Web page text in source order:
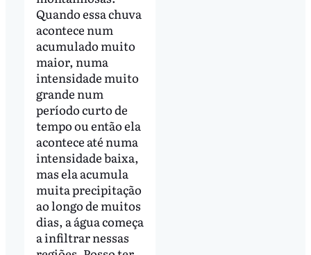
Quando essa chuva
acontece num
acumulado muito
maior, numa
intensidade muito
grande num
período curto de
tempo ou então ela
acontece até numa
intensidade baixa,
mas ela acumula
muita precipitação
ao longo de muitos
dias, a água começa
a infiltrar nessas